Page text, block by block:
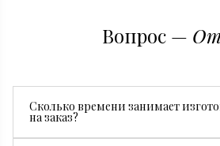
Вопрос —
Сколько времени занимает
на заказ?